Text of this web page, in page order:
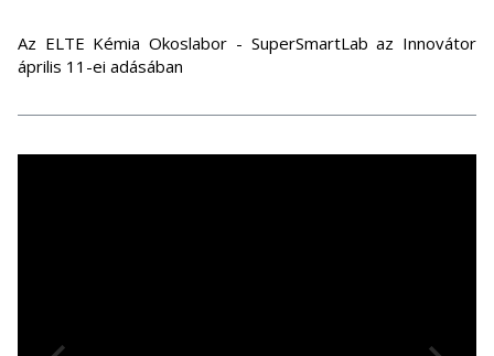
Az ELTE Kémia Okoslabor - SuperSmartLab az Innovátor
április 11-ei adásában